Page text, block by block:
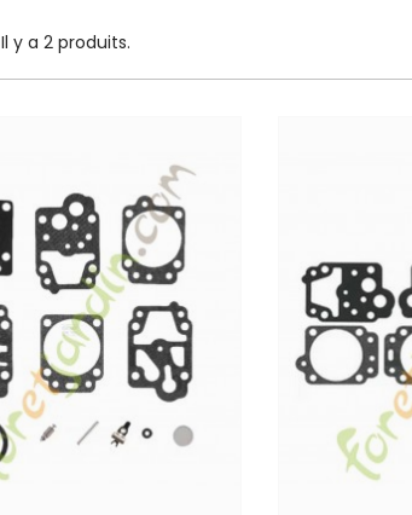
Il y a 2 produits.